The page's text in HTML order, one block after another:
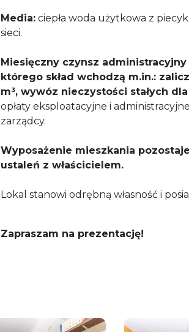
Media: ciepła woda użytkowa z
sieci.
Miesięczny czynsz administracyjny
którego skład wchodzą m.in.:
m³, wywóz nieczystości stałych
opłaty eksploatacyjne i
zarządcy.
Wyposażenie mieszkania
ustaleń z właścicielem.
Lokal stanowi odrębną własność i
Zapraszam na prezentację!